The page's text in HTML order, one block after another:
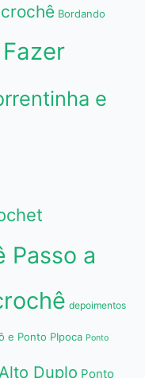
Bordando
e
Passo a
depoimentos
e Ponto PIpoca Ponto
Duplo Ponto